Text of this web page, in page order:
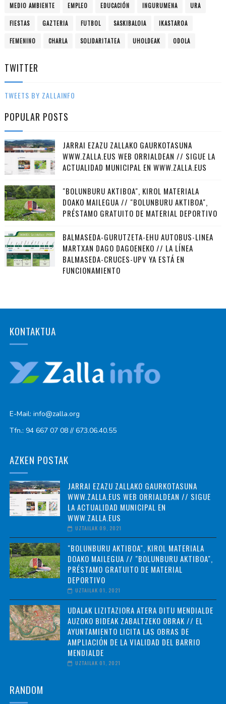
MEDIO AMBIENTE EMPLEO EDUCACIÓN INGURUMENA URA
FIESTAS GAZTERIA FUTBOL SASKIBALOIA IKASTAROA
FEMENINO CHARLA SOLIDARITATEA UHOLDEAK ODOLA
TWITTER
TWEETS BY ZALLAINFO
POPULAR POSTS
JARRAI EZAZU ZALLAKO GAURKOTASUNA
WWW.ZALLA.EUS WEB ORRIALDEAN // SIGUE LA
ACTUALIDAD MUNICIPAL EN WWW.ZALLA.EUS
"BOLUNBURU AKTIBOA", KIROL MATERIALA
DOAKO MAILEGUA // "BOLUNBURU AKTIBOA",
PRÉSTAMO GRATUITO DE MATERIAL DEPORTIVO
BALMASEDA-GURUTZETA-EHU AUTOBUS-LINEA
MARTXAN DAGO DAGOENEKO // LA LÍNEA
BALMASEDA-CRUCES-UPV YA ESTÁ EN
FUNCIONAMIENTO
KONTAKTUA
E-Mail: info@zalla.org
Tfn.: 94 667 07 08 // 673.06.40.55
AZKEN POSTAK
JARRAI EZAZU ZALLAKO GAURKOTASUNA
WWW.ZALLA.EUS WEB ORRIALDEAN // SIGUE
LA ACTUALIDAD MUNICIPAL EN
WWW.ZALLA.EUS
UZTAILAK 09, 2021
"BOLUNBURU AKTIBOA", KIROL MATERIALA
DOAKO MAILEGUA // "BOLUNBURU AKTIBOA",
PRÉSTAMO GRATUITO DE MATERIAL
DEPORTIVO
UZTAILAK 01, 2021
UDALAK LIZITAZIORA ATERA DITU MENDIALDE
AUZOKO BIDEAK ZABALTZEKO OBRAK // EL
AYUNTAMIENTO LICITA LAS OBRAS DE
AMPLIACIÓN DE LA VIALIDAD DEL BARRIO
MENDIALDE
UZTAILAK 01, 2021
RANDOM